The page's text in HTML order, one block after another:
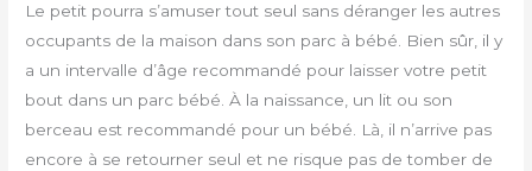
Le petit pourra s’amuser tout seul sans déranger les autres
occupants de la maison dans son parc à bébé. Bien sûr, il y
a un intervalle d’âge recommandé pour laisser votre petit
bout dans un parc bébé. À la naissance, un lit ou son
berceau est recommandé pour un bébé. Là, il n’arrive pas
encore à se retourner seul et ne risque pas de tomber de